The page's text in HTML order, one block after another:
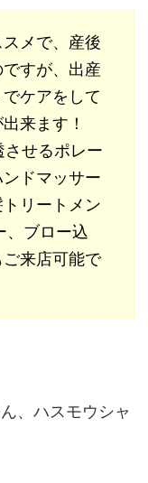
メで、産後
すが、出産
ケアをして
来ます！
せるポレー
ドマッサー
リートメン
、ブロー込
来店可能で
、ハスモウシャ